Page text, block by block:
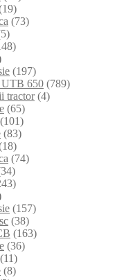
(73)
(197)
UTB 650 (789)
tractor (4)
(65)
(101)
(83)
(74)
(157)
(38)
(163)
(36)
(11)
(8)